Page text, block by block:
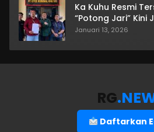
Ka Kuhu Resmi
“Potong Jari” Kini
Januari 13, 2026
RG
Daftarkan